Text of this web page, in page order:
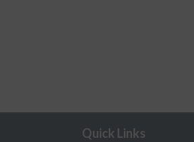
Quick Links